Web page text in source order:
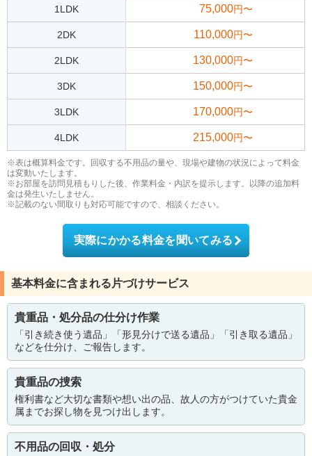
1LDK 75,000円〜
2DK 110,000円〜
2LDK 130,000円〜
3DK 150,000円〜
3LDK 170,000円〜
4LDK 215,000円〜
※表は概算料金です。回収する不用品の量や、現場や建物の状況によって料金
は変動いたします。
※お部屋を訪問見積もりした後、作業料金・内訳を提示します。以降の追加料
金は発生いたしません。
※記載のない間取りも対応可能ですので、相談ください。
実際にかかる料金を聞いてみる
基本料金に含まれる片づけサービス
貴重品・処分品の仕分け作業
「引き続き使う遺品」「形見分けで送る遺品」「引き取る遺品」
などを仕分け、ご報告します。
貴重品の捜索
権利書など大切な書類や想い出の品、故人の方がつけていた貴金
属までお探し物を見つけ出します。
不用品の回収・処分